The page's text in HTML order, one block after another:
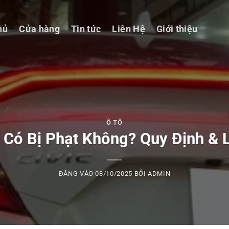
Cửa hàng Tin tức Liên Hệ Giới thiệu
Ô TÔ
Bị Phạt Không? Quy Định &
ĐĂNG VÀO08/10/2025 BỞIADMIN